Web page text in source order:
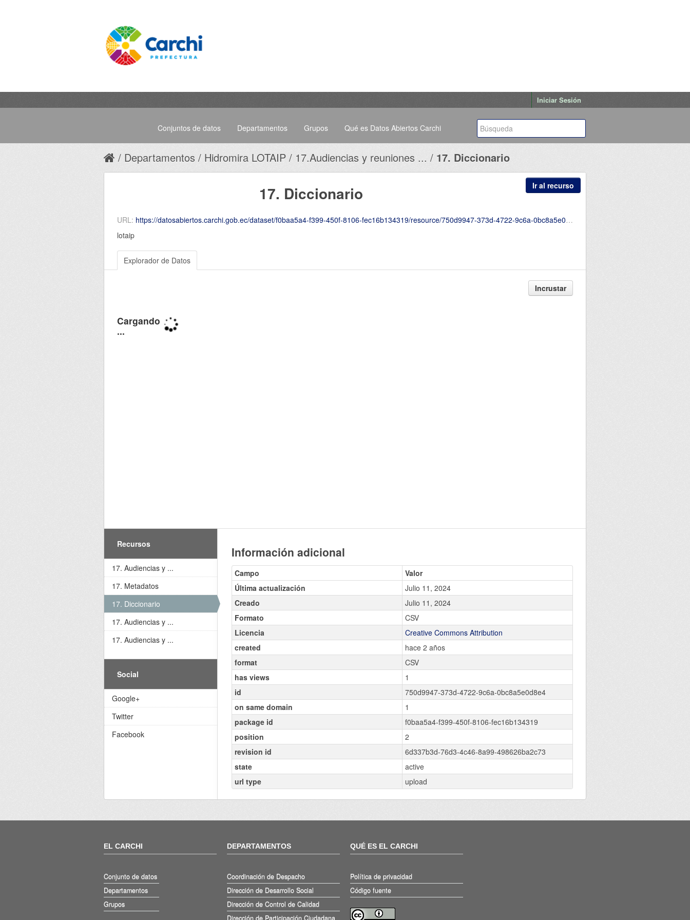
Iniciar Sesión
Conjuntos de datos Departamentos Grupos Qué es Datos Abiertos Carchi
Departamentos Hidromira LOTAIP 17.Audiencias y reuniones ... 17. Diccionario
Ir al recurso
17. Diccionario
URL: https://datosabiertos.carchi.gob.ec/dataset/f0baa5a4-f399-450f-8106-fec16b134319/resource/750d9947-373d-4722-9c6a-0bc8a5e0d8e4/download/17diccionario.csv
lotaip
Explorador de Datos
Incrustar
Información adicional
Campo
Valor
Última actualización
Julio 11, 2024
Creado
Julio 11, 2024
Formato
CSV
Licencia
Creative Commons Attribution
created
hace 2 años
format
CSV
has views
1
id
750d9947-373d-4722-9c6a-0bc8a5e0d8e4
on same domain
1
package id
f0baa5a4-f399-450f-8106-fec16b134319
position
2
revision id
6d337b3d-76d3-4c46-8a99-498626ba2c73
state
active
url type
upload
Recursos
17. Audiencias y ...
17. Metadatos
17. Diccionario
17. Audiencias y ...
17. Audiencias y ...
Social
Google+
Twitter
Facebook
EL CARCHI
Conjunto de datos
Departamentos
Grupos
DEPARTAMENTOS
Coordinación de Despacho
Dirección de Desarrollo Social
Dirección de Control de Calidad
Dirección de Participación Ciudadana
QUÉ ES EL CARCHI
Política de privacidad
Código fuente